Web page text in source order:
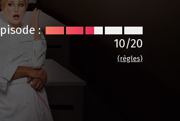
:
10/20
(règles)